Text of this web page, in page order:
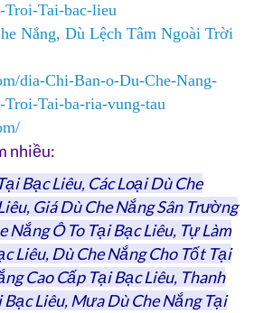
Troi-Tai-bac-lieu
Nắng, Dù Lệch Tâm Ngoài Trời
dia-Chi-Ban-o-Du-Che-Nang-
Tai-ba-ria-vung-tau
nhiều:
Bạc Liêu, Các Loại Dù Che
Giá Dù Che Nắng Sân Trường
Nắng Ô To Tại Bạc Liêu, Tự Làm
Liêu, Dù Che Nắng Cho Tốt Tại
Cao Cấp Tại Bạc Liêu, Thanh
Liêu, Mưa Dù Che Nắng Tại